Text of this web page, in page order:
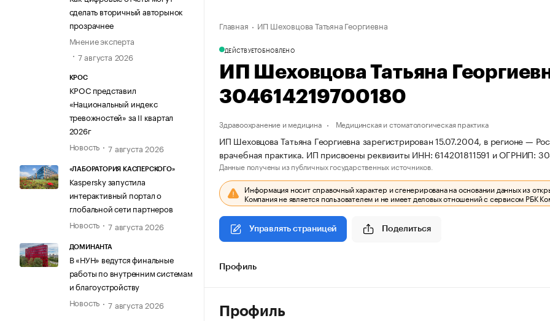
сделать вторичный авторынок
прозрачнее
Мнение эксперта
7 августа 2026
КРОС
КРОС представил
«Национальный индекс
тревожностей» за II квартал
2026г
Новость
7 августа 2026
«ЛАБОРАТОРИЯ КАСПЕРСКОГО»
Kaspersky запустила
интерактивный портал о
глобальной сети партнеров
Новость
7 августа 2026
ДОМИНАНТА
В «НУН» ведутся финальные
работы по внутренним системам
и благоустройству
Новость
7 августа 2026
Главная ИП Шеховцова Татьяна Георгиевна
ДЕЙСТВУЕТОБНОВЛЕНО
ИП Шеховцова Татьяна
304614219700180
Здравоохранение и медицина Медицинская и стоматологическая практика
ИП Шеховцова Татьяна Георгиевна зарегистрирован 15.07.2004, в регионе —
врачебная практика. ИП присвоены реквизиты ИНН: 614201811591 и ОГРНИП:
Данные получены из публичных государственных источников.
Информация носит справочный характер и сгенерирована на основании данных из
Компания не является пользователем и не имеет деловых отношений с сервисом РБК
Управлять страницей Поделиться
Профиль
Профиль